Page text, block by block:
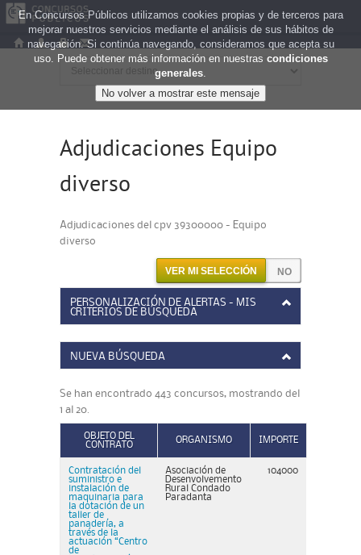
Adjudicaciones Equipo
diverso
Adjudicaciones del cpv 39300000 - Equipo
diverso
VER MI SELECCIÓN
PERSONALIZACIÓN DE ALERTAS - MIS
CRITERIOS DE BÚSQUEDA
NUEVA BÚSQUEDA
Se han encontrado 443 concursos, mostrando del
1 al 20.
OBJETO DEL
CONTRATO
ORGANISMO IMPORTE
Contratación del
suministro e
instalación de
maquinaria para
la dotación de un
taller de
panadería, a
través de la
actuación “Centro
de
Asociación de
Desenvolvemento
Rural Condado
Paradanta
104000
En Concursos Públicos utilizamos cookies propias y de terceros para
mejorar nuestros servicios mediante el análisis de sus hábitos de
navegación. Si continúa navegando, consideramos que acepta su
uso. Puede obtener más información en nuestras condiciones
generales.